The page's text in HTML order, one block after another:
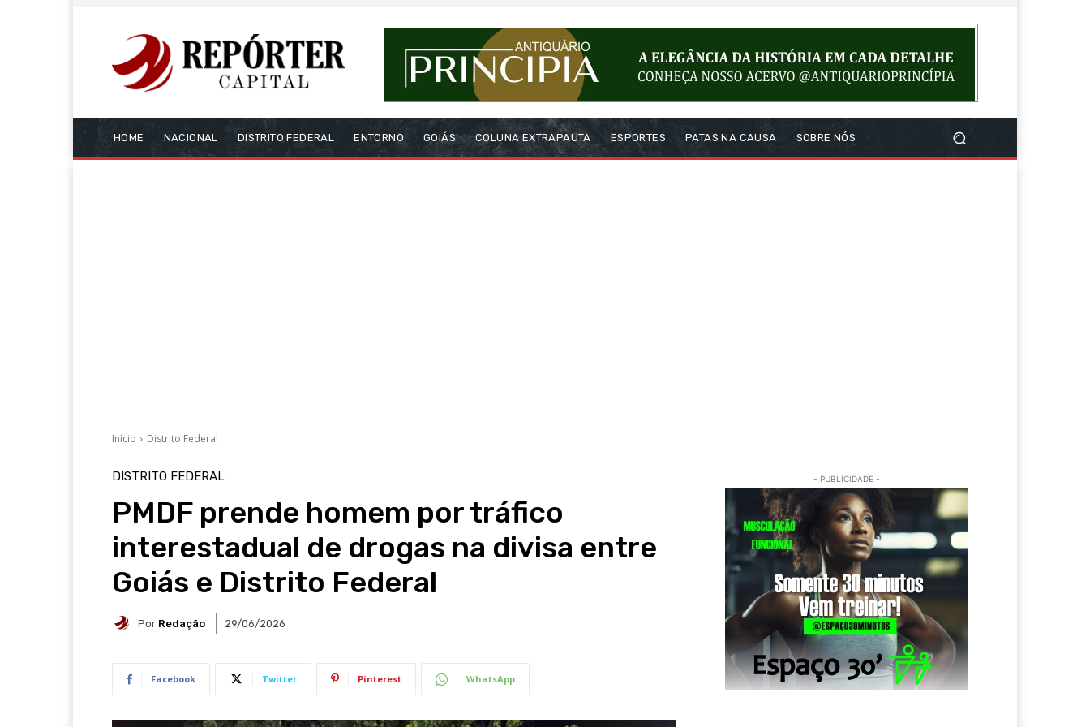
HOME NACIONAL DISTRITO FEDERAL ENTORNO GOIÁS COLUNA EXTRAPAUTA ESPORTES PATAS NA CAUSA SOBRE NÓS
Início Distrito Federal
DISTRITO FEDERAL
PMDF prende homem por tráfico
interestadual de drogas na divisa entre
Goiás e Distrito Federal
Por Redação 29/06/2026
Facebook Twitter Pinterest WhatsApp
- PUBLICIDADE -